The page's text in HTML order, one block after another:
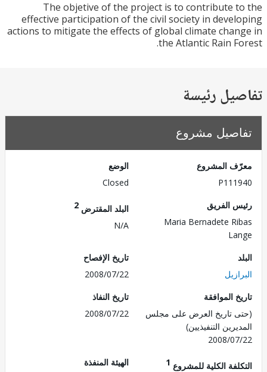
The objetive of the project is to contribute
effective participation of the civil society in
actions to mitigate the effects of global climate
the Atlantic Rain
رئيسة
مشروع
المشروع
الفريق
Maria Bernadete
البلد المقترض
تاريخ الإفصاح
2008/07/22
الموافقة
تاريخ العرض على مجلس
التنفيذيين)
2008/
تاريخ النفاذ
2008/07/22
الكلية للمشروع1
الهيئة المنفذة